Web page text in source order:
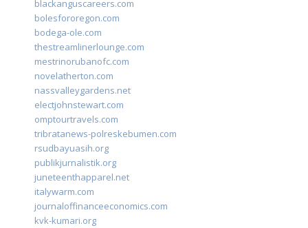
blackanguscareers.com
bolesfororegon.com
bodega-ole.com
thestreamlinerlounge.com
mestrinorubanofc.com
novelatherton.com
nassvalleygardens.net
electjohnstewart.com
omptourtravels.com
tribratanews-polreskebumen.com
rsudbayuasih.org
publikjurnalistik.org
juneteenthapparel.net
italywarm.com
journaloffinanceeconomics.com
kvk-kumari.org